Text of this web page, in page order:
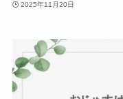
2025年11月20日